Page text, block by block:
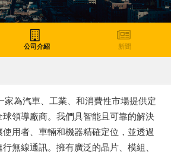
公司介紹 新聞
家為汽車、工業、和消費性市場提供定
領導廠商。我們具智能且可靠的解決
用者、車輛和機器精確定位，並透過
無線通訊。擁有廣泛的晶片、模組、